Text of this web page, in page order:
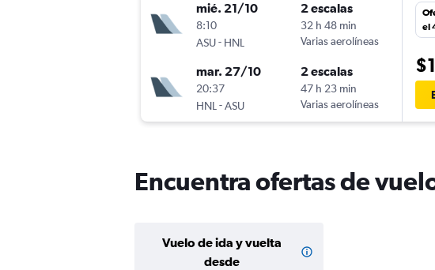
mié. 21/10
8:10
ASU- HNL
2 escalas
32 h 48 min
Varias aerolíneas
mar. 27/10
20:37
HNL -ASU
2 escalas
47 h 23 min
Varias aerolíneas
el
Encuentra ofertas de
Vuelo de ida y vuelta
desde